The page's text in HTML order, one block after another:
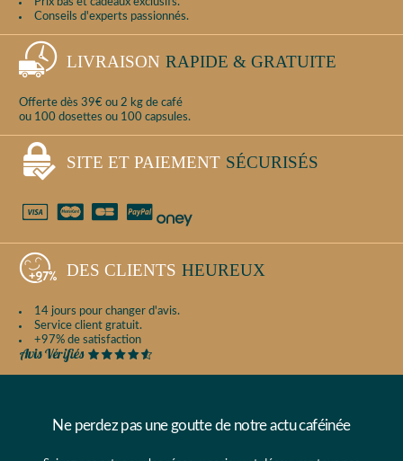
Conseils d'experts passionnés.
LIVRAISON RAPIDE & GRATUITE
Offerte dès 39€ ou 2 kg de café
ou 100 dosettes ou 100 capsules.
SITE ET PAIEMENT SÉCURISÉS
DES CLIENTS HEUREUX
14 jours pour changer d'avis.
Service client gratuit.
+97% de satisfaction
Ne perdez pas une goutte de notre actu caféinée